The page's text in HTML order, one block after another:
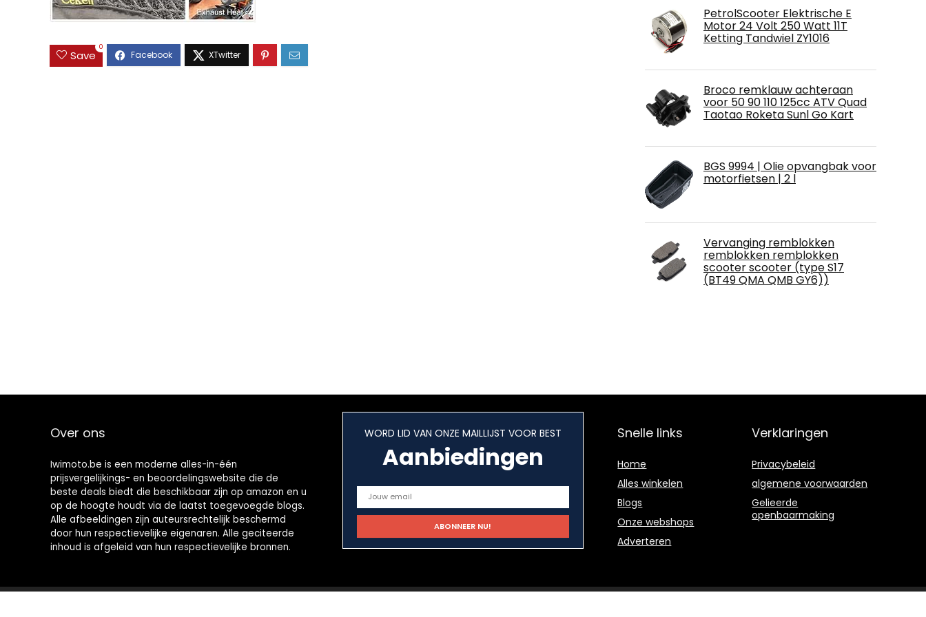
Save
0
PetrolScooter Elektrische E
Motor 24 Volt 250 Watt 11T
Ketting Tandwiel ZY1016
Broco remklauw achteraan
voor 50 90 110 125cc ATV Quad
Taotao Roketa Sunl Go Kart
BGS 9994 | Olie opvangbak voor
motorfietsen | 2 l
Vervanging remblokken
remblokken remblokken
scooter scooter (type S17
(BT49 QMA QMB GY6))
Over ons
Iwimoto.be is een moderne alles-in-één
prijsvergelijkings- en beoordelingswebsite die de
beste deals biedt die beschikbaar zijn op amazon en u
op de hoogte houdt via de laatst toegevoegde blogs.
Alle afbeeldingen zijn auteursrechtelijk beschermd
door hun respectievelijke eigenaren. Alle geciteerde
inhoud is afgeleid van hun respectievelijke bronnen.
WORD LID VAN ONZE MAILLIJST VOOR BEST
Aanbiedingen
Snelle links
Home
Alles winkelen
Blogs
Onze webshops
Adverteren
Verklaringen
Privacybeleid
algemene voorwaarden
Gelieerde
openbaarmaking